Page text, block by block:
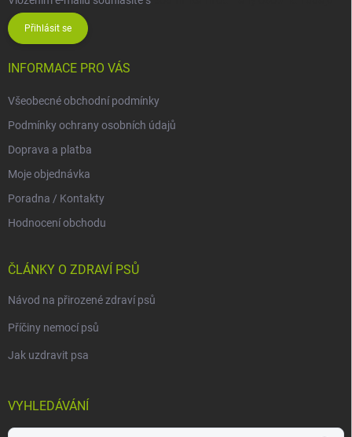
Přihlásit se
INFORMACE PRO VÁS
Všeobecné obchodní podmínky
Podmínky ochrany osobních údajů
Doprava a platba
Moje objednávka
Poradna / Kontakty
Hodnocení obchodu
ČLÁNKY O ZDRAVÍ PSŮ
Návod na přirozené zdraví psů
Příčiny nemocí psů
Jak uzdravit psa
VYHLEDÁVÁNÍ